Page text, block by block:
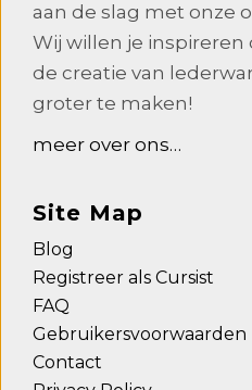
aan de slag met onze
Wij willen je inspireren
de creatie van
groter te maken!
meer over ons…
Site Map
Blog
Registreer als Cursist
FAQ
Gebruikersvoorwaarden
Contact